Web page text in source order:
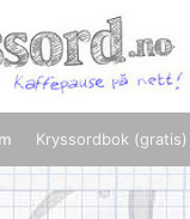
Kryssordbok (gratis)